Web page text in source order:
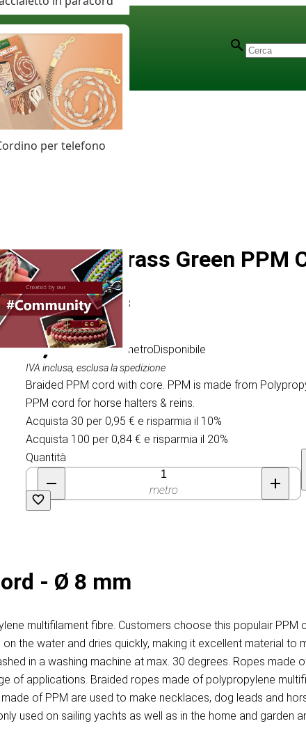
per telefono
Metallic Grass Green PPM
Articolo# MT013703
1,05 €/ al metroDisponibile
IVA inclusa, esclusa la spedizione
Braided PPM cord with core. PPM is made from
PPM cord for horse halters & reins.
Acquista 30 per 0,95 € e risparmia il 10%
Acquista 100 per 0,84 € e risparmia il 20%
Quantità
metro
- Ø 8 mm
multifilament fibre. Customers choose this populair
the water and dries quickly, making it excellent material to
in a washing machine at max. 30 degrees. Ropes made
of applications. Braided ropes made of polypropylene
of PPM are used to make necklaces, dog leads and
used on sailing yachts as well as in the home and garden